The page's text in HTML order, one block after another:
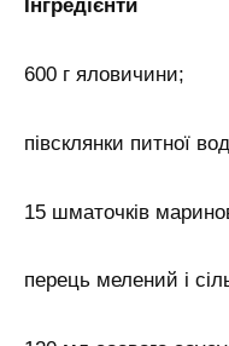
Інгредієнти
600 г яловичини;
півсклянки питної
15 шматочків
перець мелений і